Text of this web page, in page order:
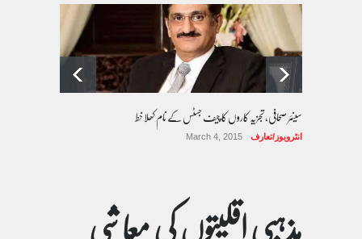
سینئر صحافی، تجزیہ کاروں کا چیف جسٹس کے نام کھلا خط
انٹرویوز/تعارف March 4, 2015